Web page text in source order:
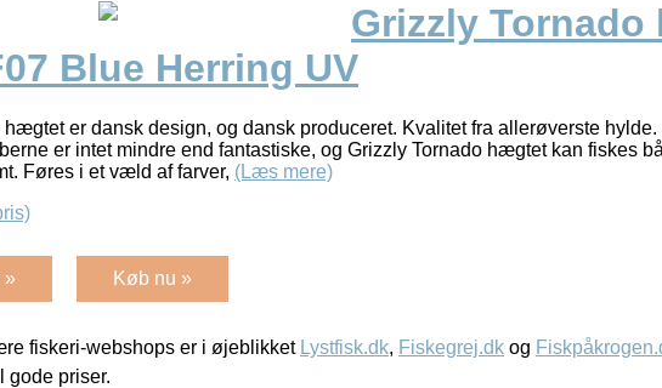
Grizzly
Blue Herring UV
hægtet er dansk design, og dansk produceret. Kvalitet fra allerøverste hylde.
er intet mindre end fantastiske, og Grizzly Tornado hægtet kan fiskes
Føres i et væld af farver, (Læs mere)
» Køb nu »
fiskeri-webshops er i øjeblikket Lystfisk.dk, Fiskegrej.dk og
gode priser.